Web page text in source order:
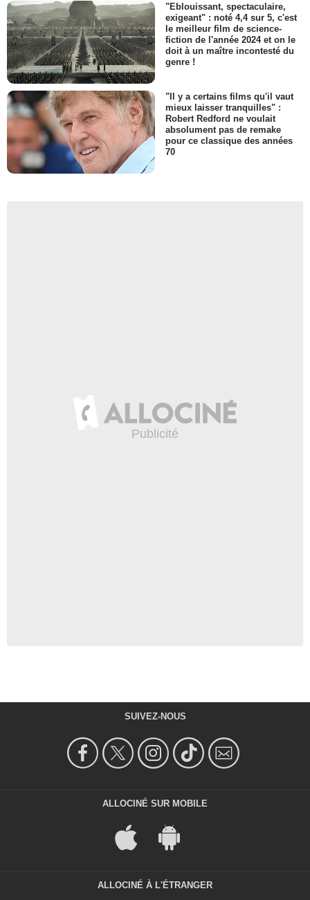
"Eblouissant, spectaculaire,
exigeant" : noté 4,4 sur 5, c'est
le meilleur film de science-
fiction de l'année 2024 et on le
doit à un maître incontesté du
genre !
"Il y a certains films qu'il vaut
mieux laisser tranquilles" :
Robert Redford ne voulait
absolument pas de remake
pour ce classique des années
70
SUIVEZ-NOUS
ALLOCINÉ SUR MOBILE
ALLOCINÉ À L'ÉTRANGER